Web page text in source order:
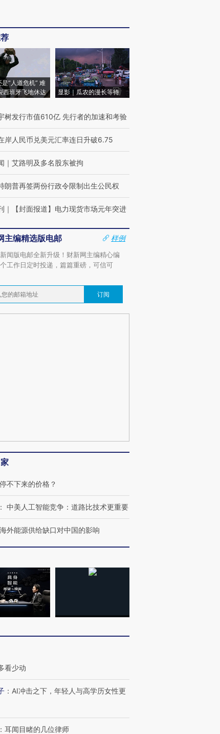
私7万
含3种
视线｜被称为“蟑螂”的印
度Z世代 用街头抗争将教
育部长拱下台
届链博
链”接产
有意思的生活方式·第三对
住三大增长引擎是什么？
是“人道危机” 难
西班牙飞地休达
显影｜瓜农的漫长等待
树发行市值610亿 先行者的加速和考验
岸人民币兑美元汇率连日升破6.75
｜ 艾路明及多名股东被拘
朗普再签两份行政令限制出生公民权
｜ 【封面报道】电力现货市场元年突进
主编精选版电邮
样例
闻版电邮全新升级！财新网主编精心编
工作日定时投递，篇篇重磅，可信可
订阅
停不下来的价格？
： 中美人工智能竞争：道路比技术更重要
海外能源供给缺口对中国的影响
看少动
： AI冲击之下，年轻人与高学历女性更
： 耳闻目睹的几位律师